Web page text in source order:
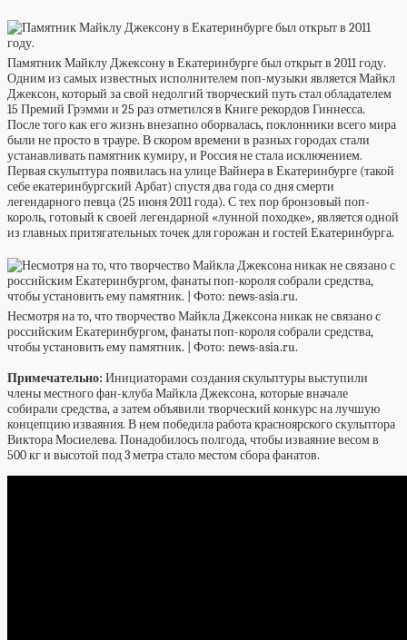
Памятник Майклу Джексону в Екатеринбурге был открыт в 2011 году.
Одним из самых известных исполнителем поп-музыки является Майкл
Джексон, который за свой недолгий творческий путь стал обладателем
15 Премий Грэмми и 25 раз отметился в Книге рекордов Гиннесса.
После того как его жизнь внезапно оборвалась, поклонники всего мира
были не просто в трауре. В скором времени в разных городах стали
устанавливать памятник кумиру, и Россия не стала исключением.
Первая скульптура появилась на улице Вайнера в Екатеринбурге (такой
себе екатеринбургский Арбат) спустя два года со дня смерти
легендарного певца (25 июня 2011 года). С тех пор бронзовый поп-
король, готовый к своей легендарной «лунной походке», является одной
из главных притягательных точек для горожан и гостей Екатеринбурга.
Несмотря на то, что творчество Майкла Джексона никак не связано с
российским Екатеринбургом, фанаты поп-короля собрали средства,
чтобы установить ему памятник. | Фото: news-asia.ru.
Примечательно: Инициаторами создания скульптуры выступили
члены местного фан-клуба Майкла Джексона, которые вначале
собирали средства, а затем объявили творческий конкурс на лучшую
концепцию изваяния. В нем победила работа красноярского скульптора
Виктора Мосиелева. Понадобилось полгода, чтобы изваяние весом в
500 кг и высотой под 3 метра стало местом сбора фанатов.